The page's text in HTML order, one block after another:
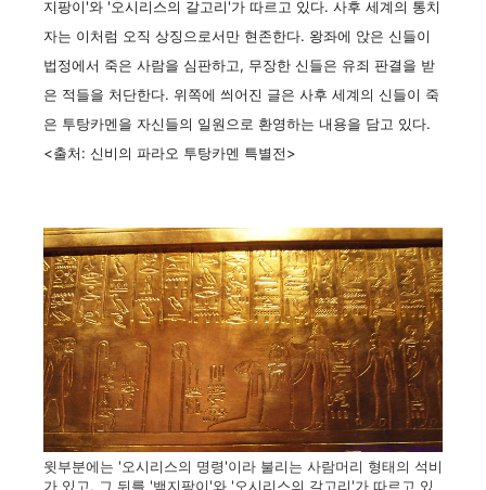
지팡이'와 '오시리스의 갈고리'가 따르고 있다. 사후 세계의 통치
자는 이처럼 오직 상징으로서만 현존한다. 왕좌에 앉은 신들이
법정에서 죽은 사람을 심판하고, 무장한 신들은 유죄 판결을 받
은 적들을 처단한다. 위쪽에 씌어진 글은 사후 세계의 신들이 죽
은 투탕카멘을 자신들의 일원으로 환영하는 내용을 담고 있다.
<출처: 신비의 파라오 투탕카멘 특별전>
윗부분에는 '오시리스의 명령'이라 불리는 사람머리 형태의 석비
가 있고, 그 뒤를 '뱀지팡이'와 '오시리스의 갈고리'가 따르고 있